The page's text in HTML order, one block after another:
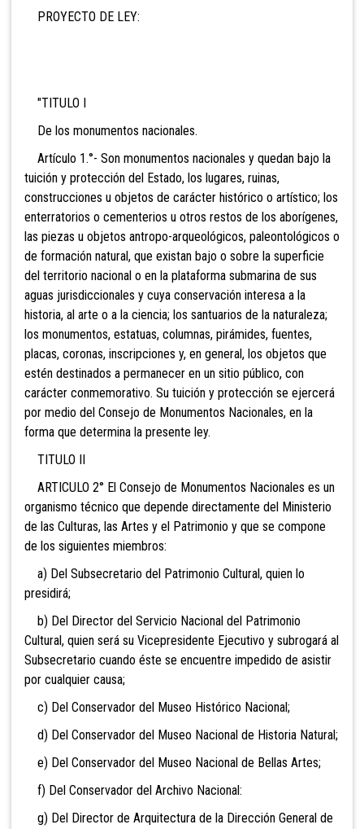
PROYECTO DE LEY:
"TITULO I
De los monumentos nacionales.
Artículo 1.°- Son monumentos nacionales y quedan bajo la
tuición y protección del Estado, los lugares, ruinas,
construcciones u objetos de carácter histórico o artístico; los
enterratorios o cementerios u otros restos de los aborígenes,
las piezas u objetos antropo-arqueológicos, paleontológicos o
de formación natural, que existan bajo o sobre la superficie
del territorio nacional o en la plataforma submarina de sus
aguas jurisdiccionales y cuya conservación interesa a la
historia, al arte o a la ciencia; los santuarios de la naturaleza;
los monumentos, estatuas, columnas, pirámides, fuentes,
placas, coronas, inscripciones y, en general, los objetos que
estén destinados a permanecer en un sitio público, con
carácter conmemorativo. Su tuición y protección se ejercerá
por medio del Consejo de Monumentos Nacionales, en la
forma que determina la presente ley.
TITULO II
ARTICULO 2° El Consejo de Monumentos Nacionales es un
organismo técnico que depende directamente del Ministerio
de las Culturas, las Artes y el Patrimonio y que se compone
de los siguientes miembros:
a) Del Subsecretario del Patrimonio Cultural, quien lo
presidirá;
b) Del Director del Servicio Nacional del Patrimonio
Cultural, quien será su Vicepresidente Ejecutivo y subrogará al
Subsecretario cuando éste se encuentre impedido de asistir
por cualquier causa;
c) Del Conservador del Museo Histórico Nacional;
d) Del Conservador del Museo Nacional de Historia Natural;
e) Del Conservador del Museo Nacional de Bellas Artes;
f) Del Conservador del Archivo Nacional:
g) Del Director de Arquitectura de la Dirección General de